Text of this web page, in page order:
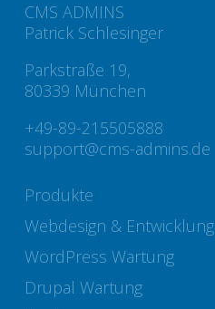
CMS ADMINS
Patrick Schlesinger
Parkstraße 19,
80339 München
+49-89-215505888
support@cms-admins.de
Produkte
Webdesign & Entwicklung
WordPress Wartung
Drupal Wartung